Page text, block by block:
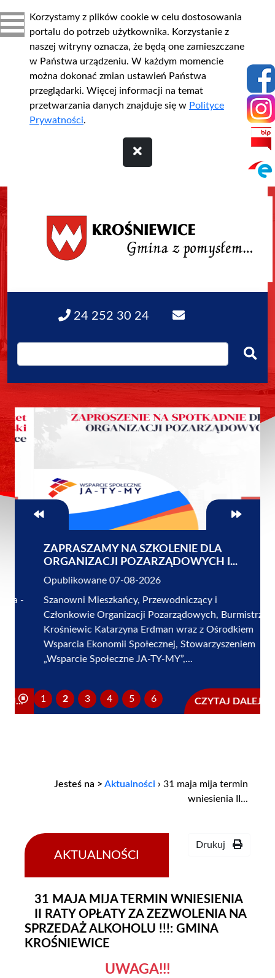
Korzystamy z plików cookie w celu dostosowania
portalu do potrzeb użytkownika. Korzystanie z
naszej witryny oznacza, że będą one zamieszczane
w Państwa urządzeniu. W każdym momencie
można dokonać zmian ustawień Państwa
przeglądarki. Więcej informacji na temat
przetwarzania danych znajduje się w Polityce
Prywatności.
24 252 30 24
ZAPRASZAMY NA SZKOLENIE DLA
ORGANIZACJI POZARZĄDOWYCH I...
Opublikowane 07-08-2026
Szanowni Mieszkańcy, Przewodniczący i
Członkowie Organizacji Pozarządowych, Burmistrz
Krośniewic Katarzyna Erdman wraz z Ośrodkiem
Wsparcia Ekonomii Społecznej, Stowarzyszeniem
„Wsparcie Społeczne JA-TY-MY”,...
CZYTAJ DALEJ...
1 2 3 4 5 6
Jesteś na > Aktualności › 31 maja mija termin
wniesienia II...
AKTUALNOŚCI
Drukuj
05-
2021
31 MAJA MIJA TERMIN WNIESIENIA
II RATY OPŁATY ZA ZEZWOLENIA NA
SPRZEDAŻ ALKOHOLU !!!: GMINA
KROŚNIEWICE
UWAGA!!!